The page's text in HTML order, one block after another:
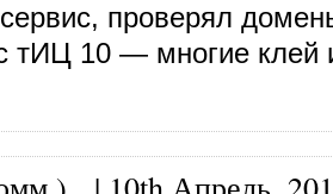
проверял
тИЦ 10 — многие клей